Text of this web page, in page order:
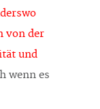
von der
und
wenn es